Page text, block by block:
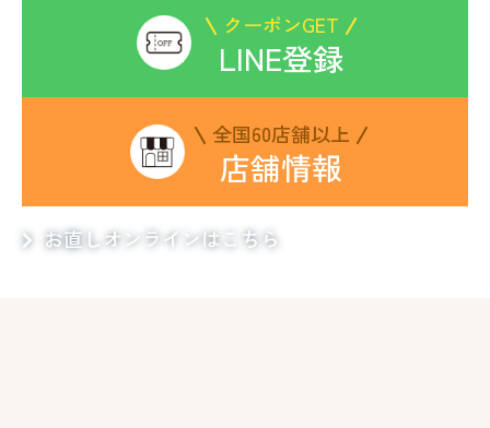
クーポンGET
LINE登録
全国60店舗以上
店舗情報
お直しオンラインはこちら